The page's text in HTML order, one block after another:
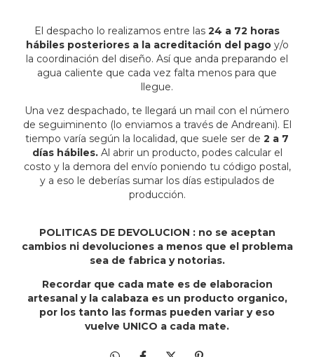
El despacho lo realizamos entre las 24 a 72 horas
hábiles posteriores a la acreditación del pago y/o
la coordinación del diseño. Así que anda preparando el
agua caliente que cada vez falta menos para que
llegue.
Una vez despachado, te llegará un mail con el número
de seguiminento (lo enviamos a través de Andreani). El
tiempo varía según la localidad, que suele ser de 2 a 7
días hábiles.Al abrir un producto, podes calcular el
costo y la demora del envío poniendo tu código postal,
y a eso le deberías sumar los días estipulados de
producción.
POLITICAS DE DEVOLUCION : no se aceptan
cambios ni devoluciones a menos que el problema
sea de fabrica y notorias.
Recordar que cada mate es de elaboracion
artesanal y la calabaza es un producto organico,
por los tanto las formas pueden variar y eso
vuelve UNICO a cada mate.